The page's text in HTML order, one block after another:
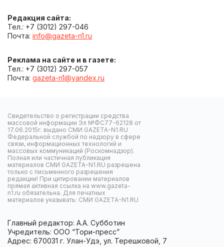
Редакция сайта:
Тел.: +7 (3012) 297-046
Почта: info@gazeta-n1.ru
Реклама на сайте и в газете:
Тел.: +7 (3012) 297-057
Почта: gazeta-n1@yandex.ru
Свидетельство о регистрации средства
массовой информации Эл №ФС77-62128 от
17.06.2015г. выдано СМИ GAZETA-N1.RU
Федеральной службой по надзору в сфере
связи, информационных технологий и
массовых коммуникаций (Роскомнадзор).
Полная или частичная публикация
материалов СМИ GAZETA-N1.RU разрешена
только с письменного разрешения
редакции! При цитировании материалов
прямая активная ссылка на www.gazeta-
n1.ru обязательна. Для печатных
материалов указывать: СМИ GAZETA-N1.RU
Главный редактор: А.А. Субботин
Учредитель: ООО “Тори-пресс”
Адрес: 670031 г. Улан-Удэ, ул. Терешковой, 7